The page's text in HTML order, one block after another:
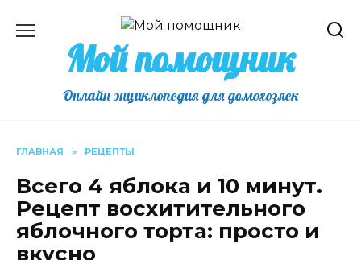
содержаниюМой помощник
Онлайн энциклопедия для домохозяек
ГЛАВНАЯ » РЕЦЕПТЫ
Всего 4 яблока и 10 минут.
Рецепт восхитительного
яблочного торта: просто и
вкусно